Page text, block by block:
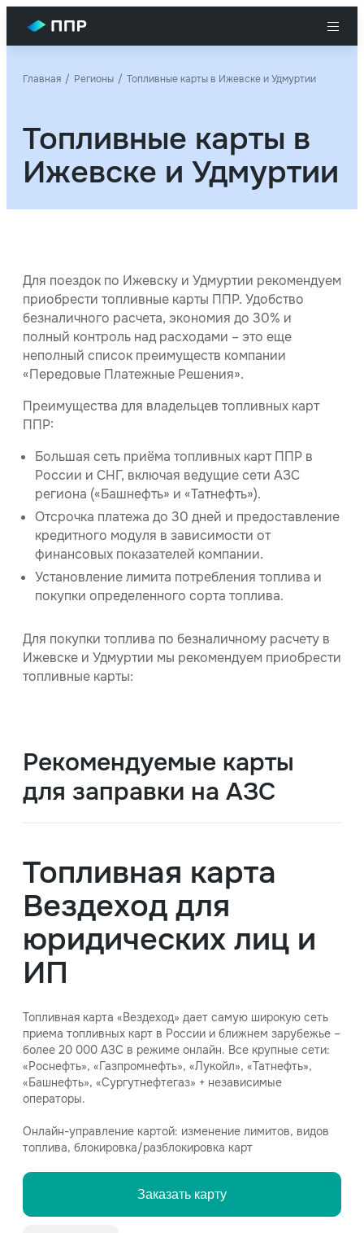
Главная Регионы Топливные карты в Ижевске и Удмуртии
Топливные карты в
Ижевске и Удмуртии
Для поездок по Ижевску и Удмуртии рекомендуем
приобрести топливные карты ППР. Удобство
безналичного расчета, экономия до 30% и
полный контроль над расходами – это еще
неполный список преимуществ компании
«Передовые Платежные Решения».
Преимущества для владельцев топливных карт
ППР:
Большая сеть приёма топливных карт ППР в
России и СНГ, включая ведущие сети АЗС
региона («Башнефть» и «Татнефть»).
Отсрочка платежа до 30 дней и предоставление
кредитного модуля в зависимости от
финансовых показателей компании.
Установление лимита потребления топлива и
покупки определенного сорта топлива.
Для покупки топлива по безналичному расчету в
Ижевске и Удмуртии мы рекомендуем приобрести
топливные карты:
Рекомендуемые карты
для заправки на АЗС
Топливная карта
Вездеход для
юридических лиц и
ИП
Топливная карта «Вездеход» дает самую широкую сеть
приема топливных карт в России и ближнем зарубежье –
более 20 000 АЗС в режиме онлайн. Все крупные сети:
«Роснефть», «Газпромнефть», «Лукойл», «Татнефть»,
«Башнефть», «Сургутнефтегаз» + независимые
операторы.
Онлайн-управление картой: изменение лимитов, видов
топлива, блокировка/разблокировка карт
Заказать карту